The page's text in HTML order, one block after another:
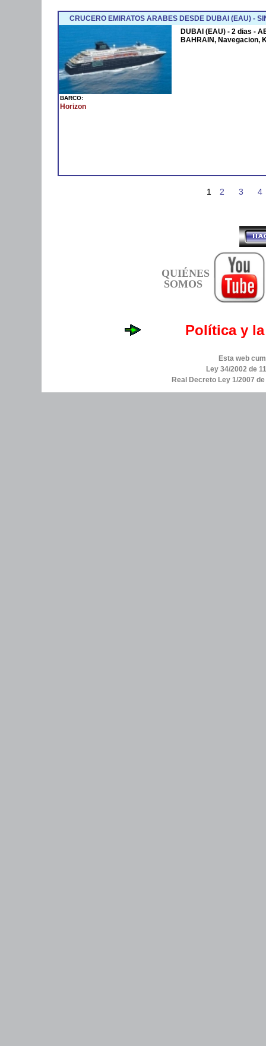
CRUCERO EMIRATOS ARABES DESDE DUBAI (EAU) -
BARCO:
Horizon
DUBAI (EAU) - 2 dias -
BAHRAIN, Navegacion,
1 2 3 4
QUIÉNES
SOMOS
Política y
Esta web
Ley 34/2002 de
Real Decreto Ley 1/2007